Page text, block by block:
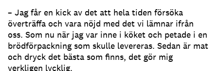
– Jag får en kick av det att hela tiden försöka
överträffa och vara nöjd med det vi lämnar ifrån
oss. Som nu när jag var inne i köket och petade i en
brödförpackning som skulle levereras. Sedan är mat
och dryck det bästa som finns, det gör mig
verkligen lycklig.